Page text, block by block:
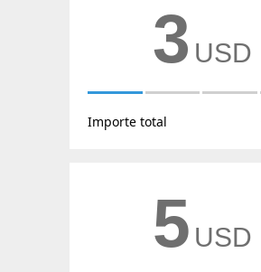
3 USD
Importe total
5 USD